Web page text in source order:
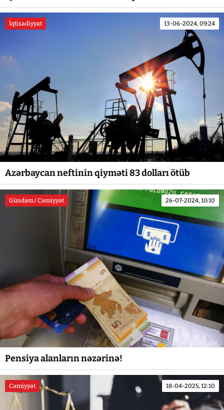
İqtisadiyyat 13-06-2024, 09:24
Azərbaycan neftinin qiyməti 83 dolları ötüb
Gündəm / Cəmiyyət 26-07-2024, 10:10
Pensiya alanların nəzərinə!
Cəmiyyət 18-04-2025, 12:10